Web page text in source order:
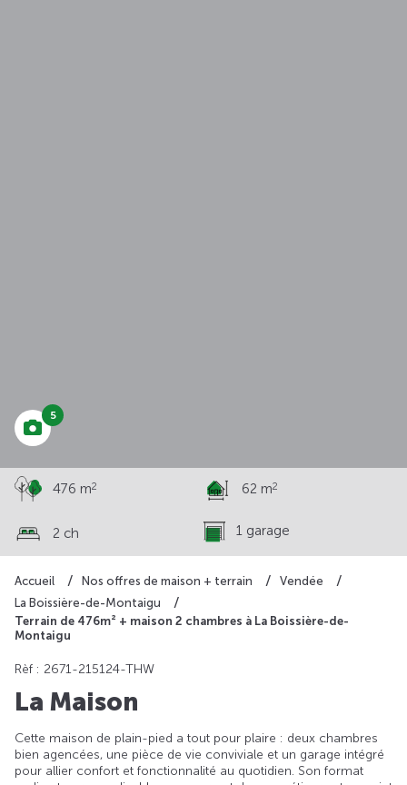
Accueil Nos offres de maison + terrain
Vendée
La Boissière-de-Montaigu
Terrain de 476m² + maison 2 chambres à La Boissière-de-
Montaigu
5
476 m2 62 m2
2 ch 1 garage
Rèf : 2671-215124-THW
La Maison
Cette maison de plain-pied a tout pour plaire : deux chambres
bien agencées, une pièce de vie conviviale et un garage intégré
pour allier confort et fonctionnalité au quotidien. Son format